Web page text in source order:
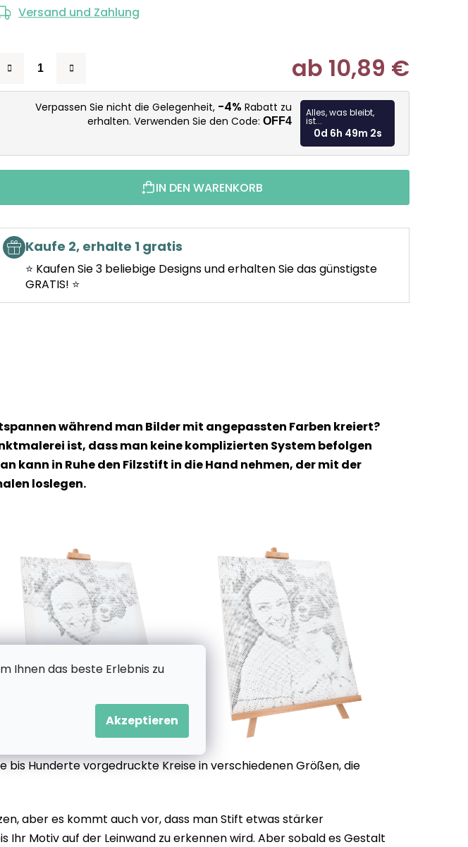
Ihnen das beste Erlebnis zu
Akzeptieren
Versand und Zahlung
ab 10,89 €
Verpassen Sie nicht die Gelegenheit, -4% Rabatt zu
erhalten. Verwenden Sie den Code: OFF4
Alles, was bleibt,
ist...
0d 6h 49m 1s
IN DEN WARENKORB
Kaufe 2, erhalte 1 gratis
⭐ Kaufen Sie 3 beliebige Designs und erhalten Sie das günstigste
GRATIS! ⭐
während man Bilder mit angepassten Farben kreiert?
ist, dass man keine komplizierten System befolgen
kann in Ruhe den Filzstift in die Hand nehmen, der mit der
loslegen.
bis Hunderte vorgedruckte Kreise in verschiedenen Größen, die
aber es kommt auch vor, dass man Stift etwas stärker
Ihr Motiv auf der Leinwand zu erkennen wird. Aber sobald es Gestalt